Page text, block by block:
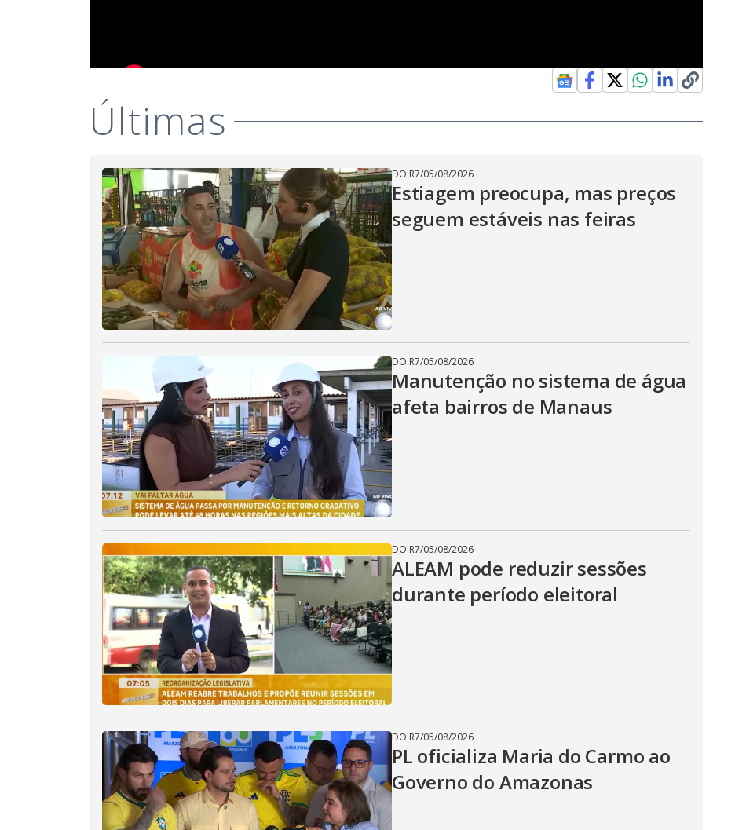
Últimas
DO R7/05/08/2026
Estiagem preocupa, mas preços
seguem estáveis nas feiras
DO R7/05/08/2026
Manutenção no sistema de água
afeta bairros de Manaus
DO R7/05/08/2026
ALEAM pode reduzir sessões
durante período eleitoral
DO R7/05/08/2026
PL oficializa Maria do Carmo ao
Governo do Amazonas